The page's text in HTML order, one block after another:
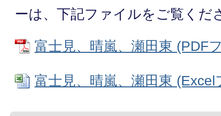
ーは、下記ファイルをご覧くだ
富士見、晴嵐、瀬田東 (PDF
富士見、晴嵐、瀬田東